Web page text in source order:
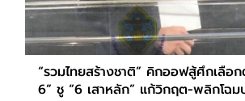
“รวมไทยสร้างชาติ” คิกออฟสู้ศึกเลือ
6” ชู “6 เสาหลัก” แก้วิกฤต-พลิกโฉม